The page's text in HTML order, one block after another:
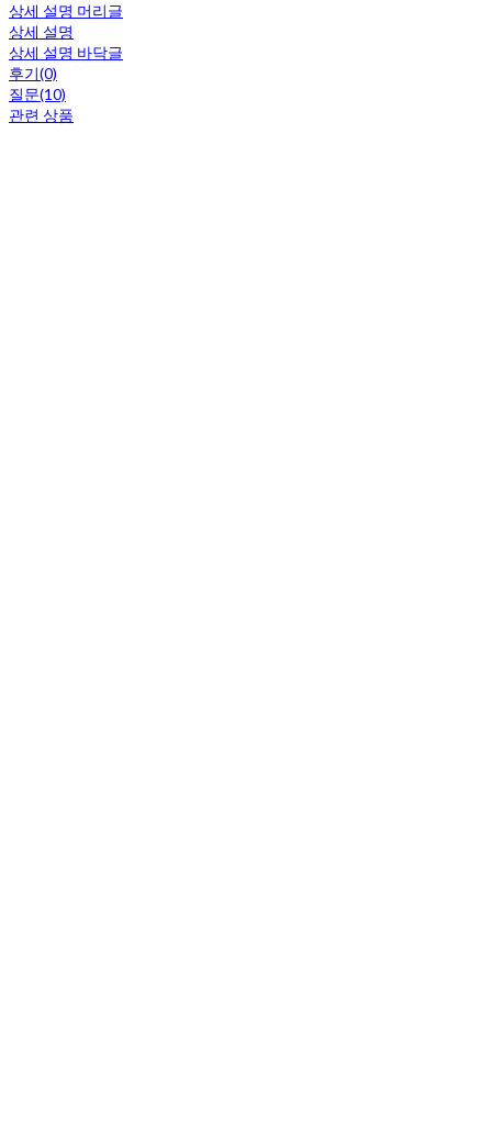
상세 설명 머리글
상세 설명
상세 설명 바닥글
후기(0)
질문(10)
관련 상품